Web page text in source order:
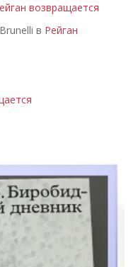
возвращается
в Рейган